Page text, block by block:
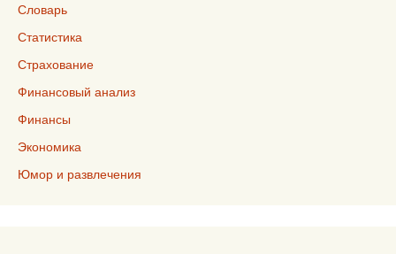
Словарь
Статистика
Страхование
Финансовый анализ
Финансы
Экономика
Юмор и развлечения